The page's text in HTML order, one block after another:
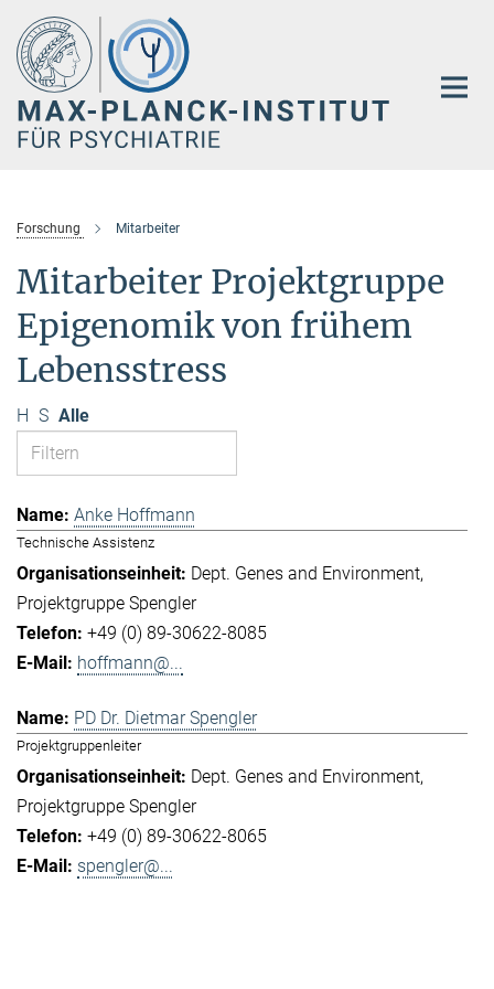
Hauptinhalt
Forschung Mitarbeiter
Mitarbeiter Projektgruppe
Epigenomik von frühem
Lebensstress
H S Alle
Anke Hoffmann
Technische Assistenz
Dept. Genes and Environment
Projektgruppe Spengler
+49 (0) 89-30622-8085
hoffmann@...
PD Dr. Dietmar Spengler
Projektgruppenleiter
Dept. Genes and Environment
Projektgruppe Spengler
+49 (0) 89-30622-8065
spengler@...